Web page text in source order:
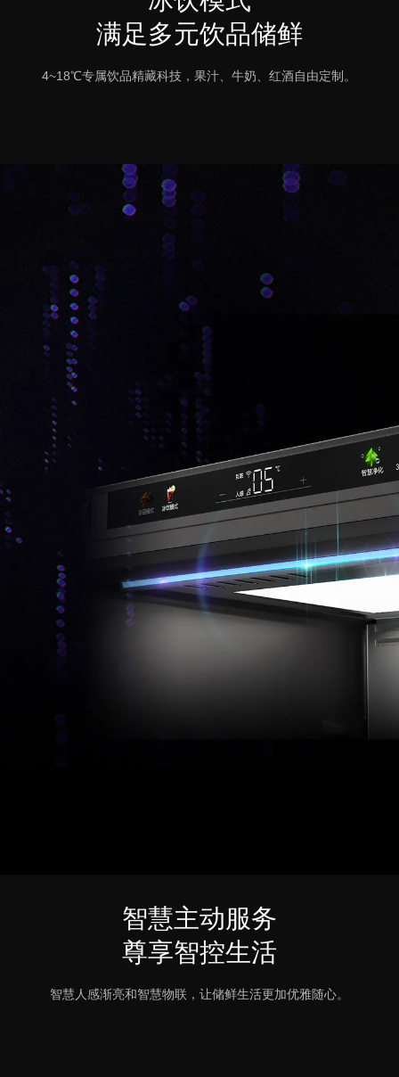
满足多元饮品储鲜
4~18℃专属饮品精藏科技，果汁、牛奶、红酒自由定制。
智慧主动服务
尊享智控生活
智慧人感渐亮和智慧物联，让储鲜生活更加优雅随心。